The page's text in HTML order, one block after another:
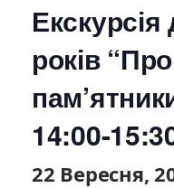
Екскурсія
років
14:00-
22 Вересня,